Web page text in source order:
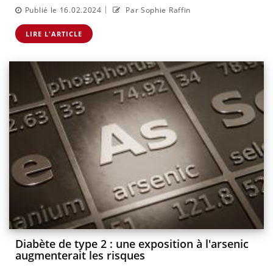
Publié le 16.02.2024 | Par Sophie Raffin
LIRE L'ARTICLE
Diabète de type 2 : une exposition à l'arsenic
augmenterait les risques